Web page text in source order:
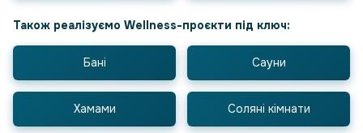
Також реалізуємо Wellness-проєкти під ключ:
Бані Сауни
Хамами Соляні кімнати